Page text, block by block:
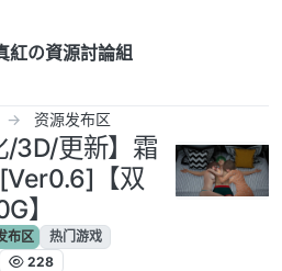
紅の資源討論組
资源发布区
/3D/更新】霜
【双
】
布区
热门游戏
228